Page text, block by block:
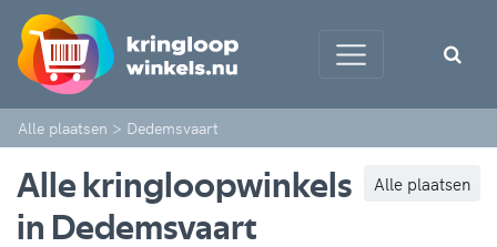
Alle plaatsen > Dedemsvaart
Alle plaatsen
Alle kringloopwinkels
in Dedemsvaart